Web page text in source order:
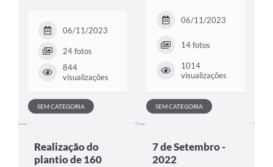
06/11/2023
24 fotos
844
visualizações
SEM CATEGORIA
06/11/2023
14 fotos
1014
visualizações
SEM CATEGORIA
Realização do
plantio de 160
7 de Setembro -
2022